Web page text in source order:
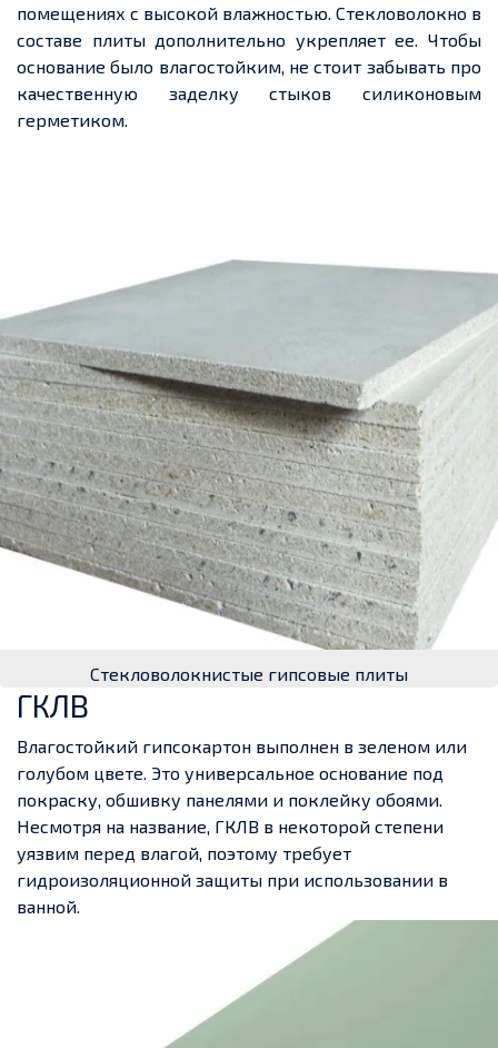
помещениях с высокой влажностью. Стекловолокно в
составе плиты дополнительно укрепляет ее. Чтобы
основание было влагостойким, не стоит забывать про
качественную заделку стыков силиконовым
герметиком.
Стекловолокнистые гипсовые плиты
ГКЛВ
Влагостойкий гипсокартон выполнен в зеленом или
голубом цвете. Это универсальное основание под
покраску, обшивку панелями и поклейку обоями.
Несмотря на название, ГКЛВ в некоторой степени
уязвим перед влагой, поэтому требует
гидроизоляционной защиты при использовании в
ванной.